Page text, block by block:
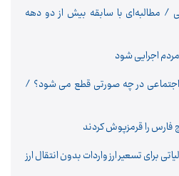
/ مطالبه‌ای با سابقه بیش از دو دهه
اجرایی شود
اجتماعی در چه صورتی قطع می شود؟ /
فارس را قرمزپوش کردند
برای تسعیر ارز واردات بدون انتقال ارز